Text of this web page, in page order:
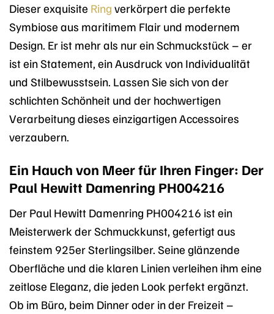
Dieser exquisite Ring verkörpert die perfekte
Symbiose aus maritimem Flair und modernem
Design. Er ist mehr als nur ein Schmuckstück – er
ist ein Statement, ein Ausdruck von Individualität
und Stilbewusstsein. Lassen Sie sich von der
schlichten Schönheit und der hochwertigen
Verarbeitung dieses einzigartigen Accessoires
verzaubern.
Ein Hauch von Meer für Ihren Finger: Der
Paul Hewitt Damenring PH004216
Der Paul Hewitt Damenring PH004216 ist ein
Meisterwerk der Schmuckkunst, gefertigt aus
feinstem 925er Sterlingsilber. Seine glänzende
Oberfläche und die klaren Linien verleihen ihm eine
zeitlose Eleganz, die jeden Look perfekt ergänzt.
Ob im Büro, beim Dinner oder in der Freizeit –